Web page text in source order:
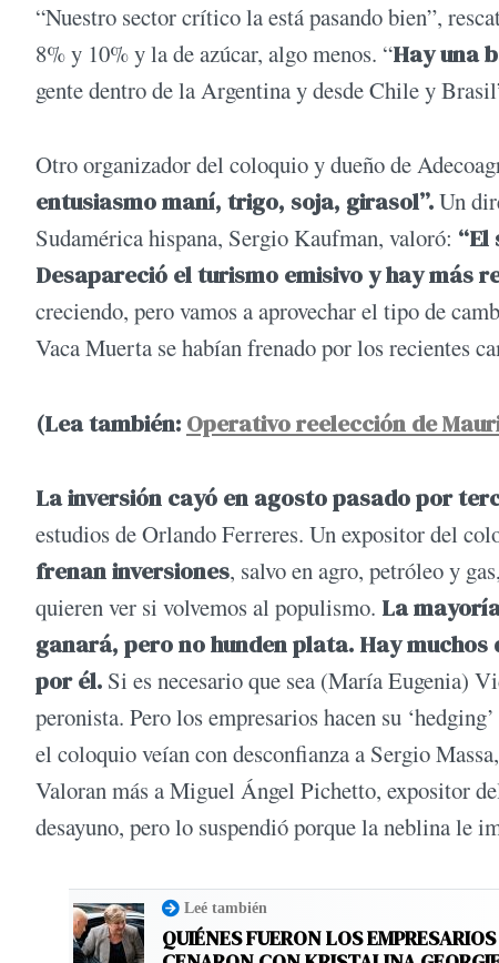
“Nuestro sector crítico la está pasando bien”,
8% y 10% y la de azúcar, algo menos. “Hay una
gente dentro de la Argentina y desde Chile y
Otro organizador del coloquio y dueño de
entusiasmo maní, trigo, soja, girasol”.Un
Sudamérica hispana, Sergio Kaufman, valoró:
Desapareció el turismo emisivo y hay más
creciendo, pero vamos a aprovechar el tipo de
Vaca Muerta se habían frenado por los recientes
(Lea también: Operativo reelección de
La inversión cayó en agosto pasado por
estudios de Orlando Ferreres. Un expositor del
frenan inversiones, salvo en agro, petróleo y
quieren ver si volvemos al populismo. La
ganará, pero no hunden plata. Hay
por él. Si es necesario que sea (María Eugenia)
peronista. Pero los empresarios hacen su
el coloquio veían con desconfianza a Sergio
Valoran más a Miguel Ángel Pichetto, expositor
desayuno, pero lo suspendió porque la neblina le
Leé también
QUIÉNES FUERON LOS